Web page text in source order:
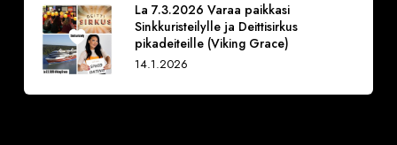
La 7.3.2026 Varaa paikkasi
Sinkkuristeilylle ja Deittisirkus
pikadeiteille (Viking Grace)
14.1.2026